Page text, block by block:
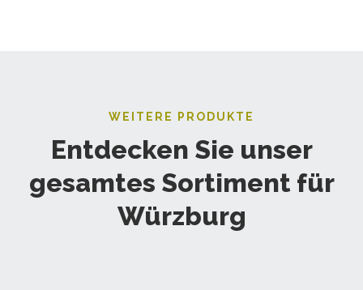
WEITERE PRODUKTE
Entdecken Sie unser
gesamtes Sortiment für
Würzburg